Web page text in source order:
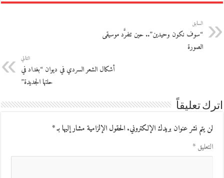
السابق
“سوف نكون وحيدين”.. حين تتفرَّد موسيقى
الصورة
التالي
أشكال الشعر السردي في ديوان “بغداد في
حلتها الجديدة”
اترك تعليقاً
لن يتم نشر عنوان بريدك الإلكتروني.الحقول الإلزامية مشار إليها بـ*
التعليق*